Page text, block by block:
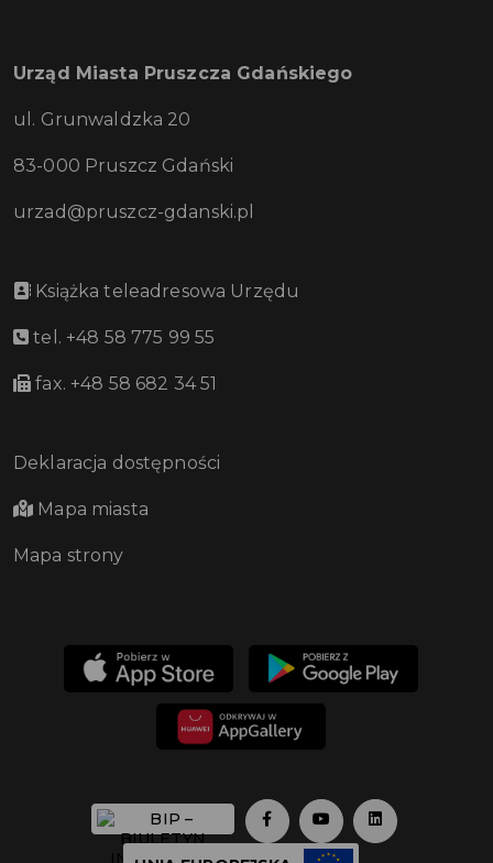
Urząd Miasta Pruszcza Gdańskiego
ul. Grunwaldzka 20
83-000 Pruszcz Gdański
urzad@pruszcz-gdanski.pl
Książka teleadresowa Urzędu
tel. +48 58 775 99 55
fax. +48 58 682 34 51
Deklaracja dostępności
Mapa miasta
Mapa strony